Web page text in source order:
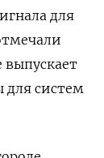
для
выпускает
систем